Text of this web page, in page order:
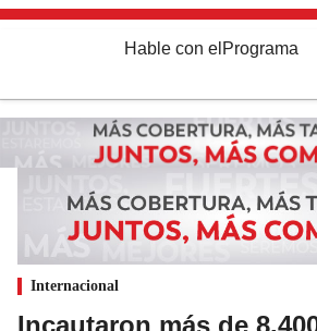
Hable con el Programa
Internacional
Incautaron más de